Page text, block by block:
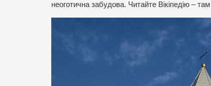
неоготична забудова. Читайте Вікіпедію –